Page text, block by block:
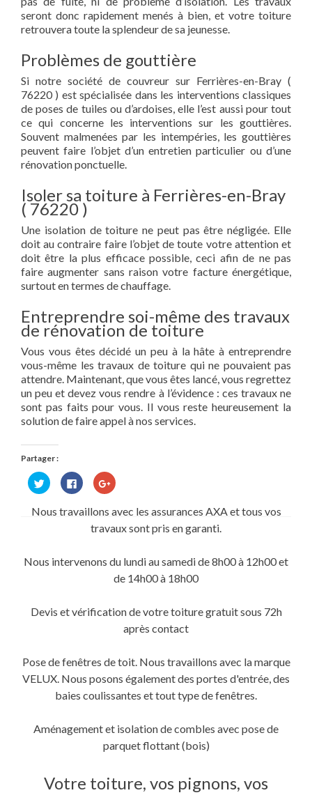
seront donc rapidement menés à bien, et votre toiture
retrouvera toute la splendeur de sa jeunesse.
Problèmes de gouttière
Si notre société de couvreur sur Ferrières-en-Bray (
76220 ) est spécialisée dans les interventions classiques
de poses de tuiles ou d’ardoises, elle l’est aussi pour tout
ce qui concerne les interventions sur les gouttières.
Souvent malmenées par les intempéries, les gouttières
peuvent faire l’objet d’un entretien particulier ou d’une
rénovation ponctuelle.
Isoler sa toiture à Ferrières-en-Bray
( 76220 )
Une isolation de toiture ne peut pas être négligée. Elle
doit au contraire faire l’objet de toute votre attention et
doit être la plus efficace possible, ceci afin de ne pas
faire augmenter sans raison votre facture énergétique,
surtout en termes de chauffage.
Entreprendre soi-même des travaux
de rénovation de toiture
Vous vous êtes décidé un peu à la hâte à entreprendre
vous-même les travaux de toiture qui ne pouvaient pas
attendre. Maintenant, que vous êtes lancé, vous regrettez
un peu et devez vous rendre à l’évidence : ces travaux ne
sont pas faits pour vous. Il vous reste heureusement la
solution de faire appel à nos services.
Partager :
Cliquez
pour
partager
Twitter(ouvre
Cliquez
pour
partager
sur
Facebook(ouvre
dans
une
Cliquez
pour
Google+
dans
fenêtre)
Nous travaillons avec les assurances AXA et tous vos
travaux sont pris en garanti.
Nous intervenons du lundi au samedi de 8h00 à 12h00 et
de 14h00 à 18h00
Devis et vérification de votre toiture gratuit sous 72h
après contact
Pose de fenêtres de toit. Nous travaillons avec la marque
VELUX. Nous posons également des portes d'entrée, des
baies coulissantes et tout type de fenêtres.
Aménagement et isolation de combles avec pose de
parquet flottant (bois)
Votre toiture, vos pignons, vos